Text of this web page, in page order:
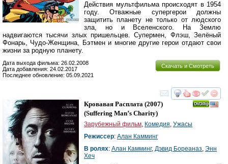
Действия мультфильма происходят в 1954
году. Отважные супергерои должны
защитить планету не только от людского
зла, но и Вселенского. На Землю
надвигаются тысячи злых пришельцев. Супермен, Флэш, Зелёный
Фонарь, Чудо-Женщина, Бэтмен и многие другие герои отдают свои
жизни за родную планету.
Скачать и Смотреть
Дата выхода фильма: 26.02.2008
Дата добавления: 24.02.2017
Последнее обновление: 05.09.2021
смотреть
Кровавая Расплата (2007)
(Suffering Man’s Charity)
Зарубежный фильм, Комедия, Ужасы
Режиссер: Алан Камминг
В ролях: Алан Камминг, Дэвид Бореаназ, Энн
Хеч